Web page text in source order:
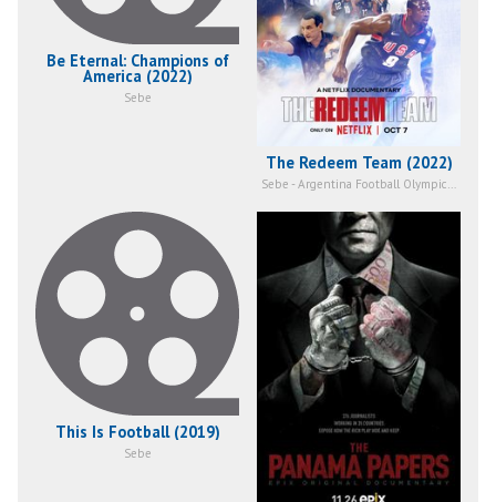
Be Eternal: Champions of
America (2022)
Sebe
The Redeem Team (2022)
Sebe - Argentina Football Olympic Team Player
This Is Football (2019)
Sebe